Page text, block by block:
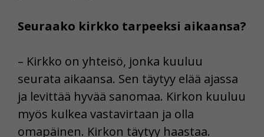
Seuraako kirkko tarpeeksi aikaansa?
– Kirkko on yhteisö, jonka kuuluu
seurata aikaansa. Sen täytyy elää ajassa
ja levittää hyvää sanomaa. Kirkon kuuluu
myös kulkea vastavirtaan ja olla
omapäinen. Kirkon täytyy haastaa.